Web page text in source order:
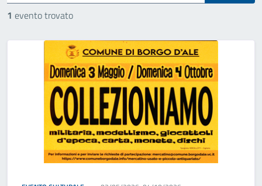
1 evento trovato